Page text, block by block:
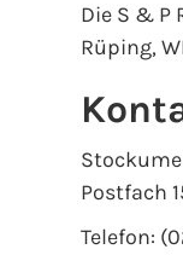
Die S & P
Rüping,
Postfach
Telefon: